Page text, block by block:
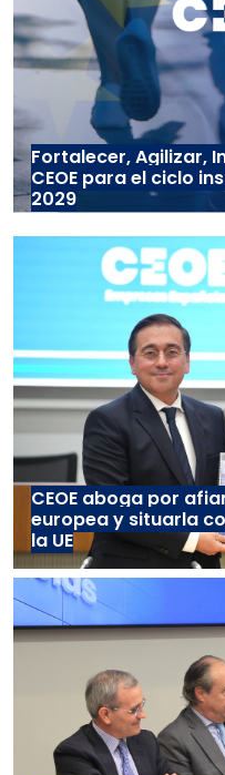
Fortalecer, Agilizar,
CEOE para el ciclo
2029
CEOE aboga por
europea y situarla
la UE